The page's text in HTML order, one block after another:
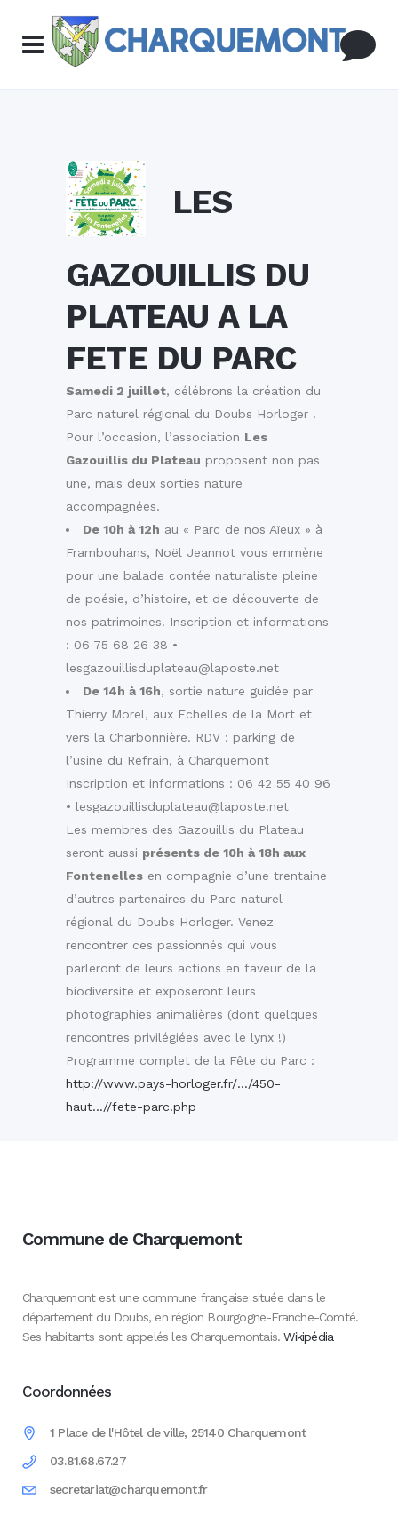
LES
GAZOUILLIS DU
PLATEAU A LA
FETE DU PARC
Samedi 2 juillet, célébrons la création du
Parc naturel régional du Doubs Horloger !
Pour l’occasion, l’association Les
Gazouillis du Plateau proposent non pas
une, mais deux sorties nature
accompagnées.
De 10h à 12h au « Parc de nos Aïeux » à
Frambouhans, Noël Jeannot vous emmène
pour une balade contée naturaliste pleine
de poésie, d’histoire, et de découverte de
nos patrimoines. Inscription et informations
: 06 75 68 26 38 •
lesgazouillisduplateau@laposte.net
De 14h à 16h, sortie nature guidée par
Thierry Morel, aux Echelles de la Mort et
vers la Charbonnière. RDV : parking de
l’usine du Refrain, à Charquemont
Inscription et informations : 06 42 55 40 96
• lesgazouillisduplateau@laposte.net
Les membres des Gazouillis du Plateau
seront aussi présents de 10h à 18h aux
Fontenelles en compagnie d’une trentaine
d’autres partenaires du Parc naturel
régional du Doubs Horloger. Venez
rencontrer ces passionnés qui vous
parleront de leurs actions en faveur de la
biodiversité et exposeront leurs
photographies animalières (dont quelques
rencontres privilégiées avec le lynx !)
Programme complet de la Fête du Parc :
http://www.pays-horloger.fr/…/450-
haut…//fete-parc.php
Commune de Charquemont
Charquemont est une commune française située dans le
département du Doubs, en région Bourgogne-Franche-Comté.
Ses habitants sont appelés les Charquemontais.Wikipédia
Coordonnées
1 Place de l'Hôtel de ville, 25140 Charquemont
03.81.68.67.27
secretariat@charquemont.fr